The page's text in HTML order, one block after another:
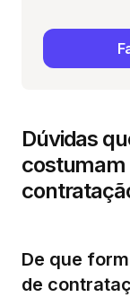
Dúvidas
costumam
De que
de